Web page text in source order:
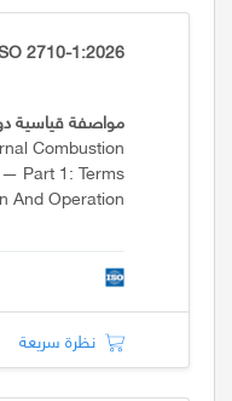
2710-1:2026
مواصفة قياسية
Combustion
Part 1: Terms
And Operation
نظرة سريعة